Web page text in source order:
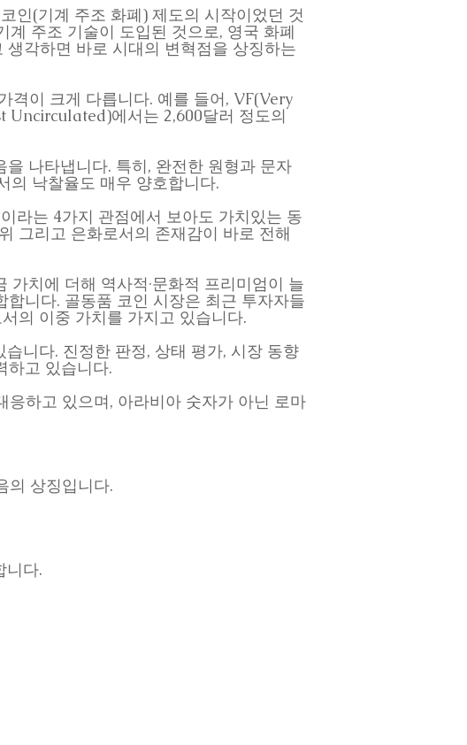
인(기계 주조 화폐) 제도의 시작이었던 것
주조 기술이 도입된 것으로, 영국 화폐
각하면 바로 시대의 변혁점을 상징하는
격이 크게 다릅니다. 예를 들어, VF(Very
Uncirculated)에서는 2,600달러 정도의
나타냅니다. 특히, 완전한 원형과 문자
의 낙찰율도 매우 양호합니다.
라는 4가지 관점에서 보아도 가치있는 동
그리고 은화로서의 존재감이 바로 전해
치에 더해 역사적·문화적 프리미엄이 늘
니다. 골동품 코인 시장은 최근 투자자들
의 이중 가치를 가지고 있습니다.
니다. 진정한 판정, 상태 평가, 시장 동향
하고 있습니다.
응하고 있으며, 아라비아 숫자가 아닌 로마
의 상징입니다.
니다.